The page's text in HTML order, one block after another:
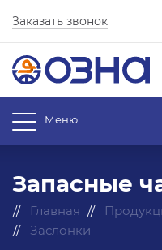
Заказать звонок
Меню
Запасные
Главная
Заслонки